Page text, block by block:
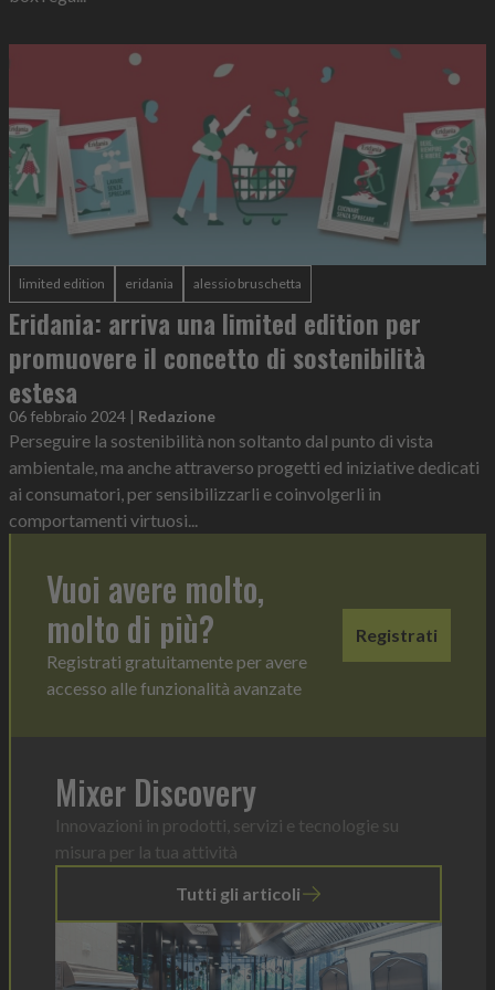
limited edition eridania alessio bruschetta
Eridania: arriva una limited edition per
promuovere il concetto di sostenibilità
estesa
06 febbraio 2024 | Redazione
Perseguire la sostenibilità non soltanto dal punto di vista
ambientale, ma anche attraverso progetti ed iniziative dedicati
ai consumatori, per sensibilizzarli e coinvolgerli in
comportamenti virtuosi...
Vuoi avere molto,
molto di più?
Registrati gratuitamente per avere
accesso alle funzionalità avanzate
Registrati
Mixer Discovery
Innovazioni in prodotti, servizi e tecnologie su
misura per la tua attività
Tutti gli articoli